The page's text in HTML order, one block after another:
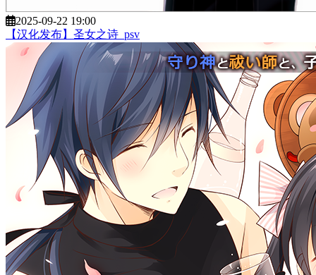
2025-09-22 19:00
【汉化发布】圣女之诗_psv